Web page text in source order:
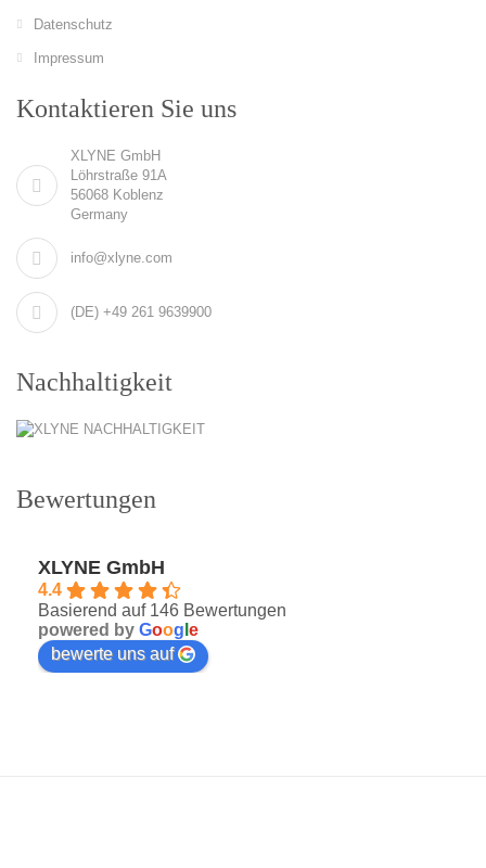
Datenschutz
Impressum
Kontaktieren Sie uns
XLYNE GmbH
Löhrstraße 91A
56068 Koblenz
Germany
info@xlyne.com
(DE) +49 261 9639900
Nachhaltigkeit
Bewertungen
XLYNE GmbH
4.4
Basierend auf 146 Bewertungen
powered by Goog e
bewerte uns auf